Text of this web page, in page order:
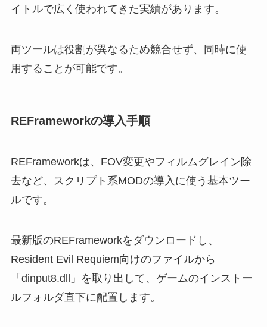
イトルで広く使われてきた実績があります。
両ツールは役割が異なるため競合せず、同時に使
用することが可能です。
REFrameworkの導入手順
REFrameworkは、FOV変更やフィルムグレイン除
去など、スクリプト系MODの導入に使う基本ツー
ルです。
最新版のREFrameworkをダウンロードし、
Resident Evil Requiem向けのファイルから
「dinput8.dll」を取り出して、ゲームのインストー
ルフォルダ直下に配置します。